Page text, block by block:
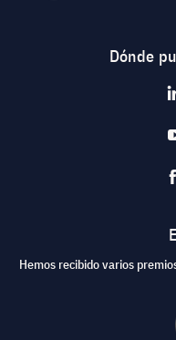
Dónde
Hemos recibido varios